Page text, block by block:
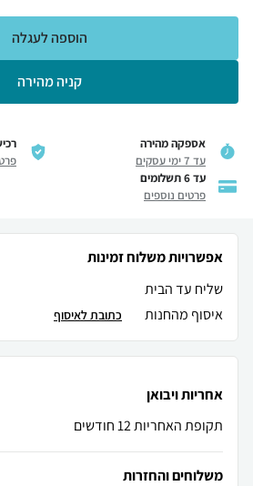
קניה מהירה
הוספה לעגלה
אספקה מהירה
עד 7 ימי עסקים
עד 6 תשלומים
פרטים נוספים
אפשרויות משלוח זמינות
שליח עד הבית
איסוף מהחנות
כתובת לאיסוף
אחריות ויבואן
תקופת האחריות 12 חודשים
משלוחים והחזרות